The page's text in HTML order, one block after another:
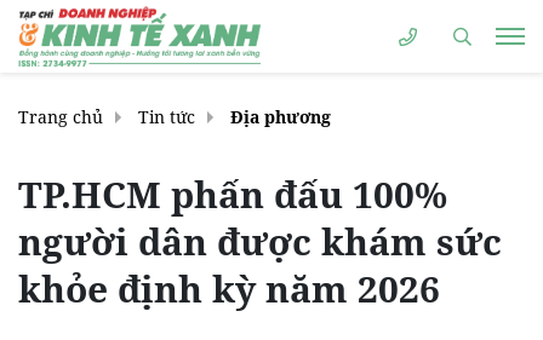
Trang chủ Tin tức Địa phương
TP.HCM phấn đấu 100%
người dân được khám sức
khỏe định kỳ năm 2026